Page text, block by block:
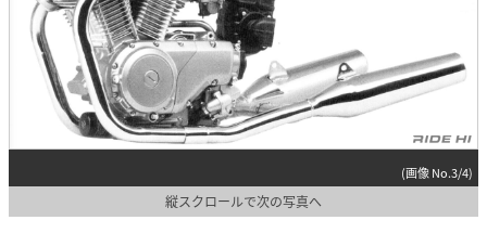
(画像 No.3/4)
縦スクロールで次の写真へ